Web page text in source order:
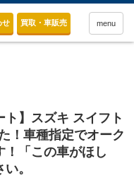
せ 買取・車販売 menu
ト】スズキ スイフト
！車種指定でオーク
！「この車がほし
。